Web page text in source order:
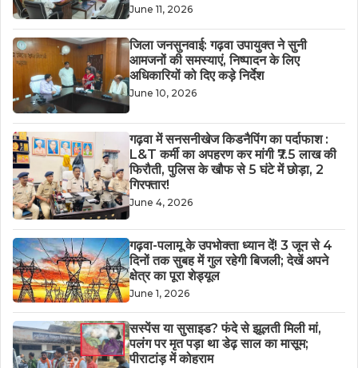
June 11, 2026
जिला जनसुनवाई: गढ़वा उपायुक्त ने सुनी
आमजनों की समस्याएं, निष्पादन के लिए
अधिकारियों को दिए कड़े निर्देश
June 10, 2026
गढ़वा में सनसनीखेज किडनैपिंग का पर्दाफाश :
L&T कर्मी का अपहरण कर मांगी ₹7.5 लाख की
फिरौती, पुलिस के खौफ से 5 घंटे में छोड़ा, 2
गिरफ्तार!
June 4, 2026
गढ़वा-पलामू के उपभोक्ता ध्यान दें! 3 जून से 4
दिनों तक सुबह में गुल रहेगी बिजली; देखें अपने
क्षेत्र का पूरा शेड्यूल
June 1, 2026
सस्पेंस या सुसाइड? फंदे से झूलती मिली मां,
पलंग पर मृत पड़ा था डेढ़ साल का मासूम;
पीराटांड़ में कोहराम